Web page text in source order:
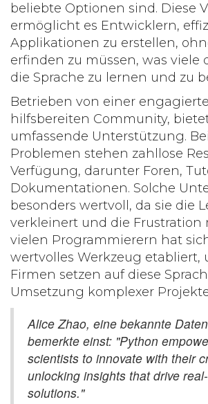
beliebte Optionen sind. Diese
ermöglicht es Entwicklern,
Applikationen zu erstellen,
erfinden zu müssen, was viele
die Sprache zu lernen und zu
Betrieben von einer
hilfsbereiten Community,
umfassende Unterstützung.
Problemen stehen zahllose
Verfügung, darunter Foren,
Dokumentationen. Solche
besonders wertvoll, da sie die
verkleinert und die Frustration
vielen Programmierern hat
wertvolles Werkzeug etabliert,
Firmen setzen auf diese
Umsetzung komplexer
Alice Zhao, eine bekannte
bemerkte einst: "Python
scientists to innovate with their
unlocking insights that drive
solutions."